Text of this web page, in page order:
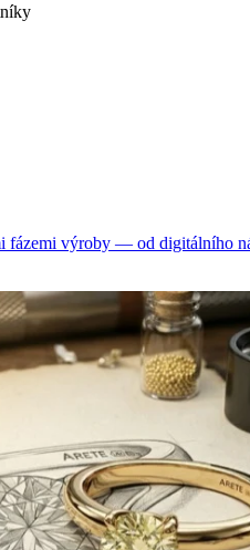
fázemi výroby — od digitálního